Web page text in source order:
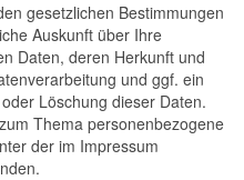
gesetzlichen Bestimmungen
Auskunft über Ihre
Daten, deren Herkunft und
und ggf. ein
Löschung dieser Daten.
Thema personenbezogene
der im Impressum